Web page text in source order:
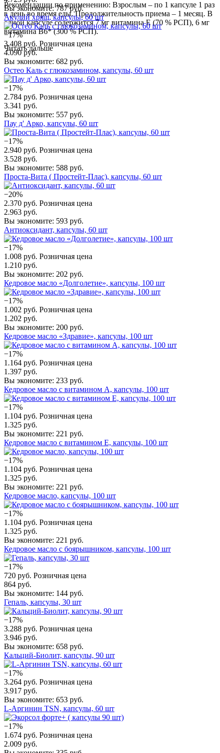
Рекомендации по применению: Взрослым – по 1 капсуле 1 раз
в день во время еды. Продолжительность приема – 1 месяц. В
одной капсуле содержится 7 мг витамина Е (70 % РСП), 6 мг
витамина В6* (300 % РСП).
Читать дальше
Вы экономите: 787 руб.
Акулий хрящ, капсулы, 60 шт
−17%
3.408 руб. Розничная цена
4.090 руб.
Вы экономите: 682 руб.
Остео Каль с глюкозамином, капсулы, 60 шт
−17%
2.784 руб. Розничная цена
3.341 руб.
Вы экономите: 557 руб.
Пау д' Арко, капсулы, 60 шт
−17%
2.940 руб. Розничная цена
3.528 руб.
Вы экономите: 588 руб.
Проста-Вита ( Простейт-Плас), капсулы, 60 шт
−20%
2.370 руб. Розничная цена
2.963 руб.
Вы экономите: 593 руб.
Антиоксидант, капсулы, 60 шт
−17%
1.008 руб. Розничная цена
1.210 руб.
Вы экономите: 202 руб.
Кедровое масло «Долголетие», капсулы, 100 шт
−17%
1.002 руб. Розничная цена
1.202 руб.
Вы экономите: 200 руб.
Кедровое масло «Здравие», капсулы, 100 шт
−17%
1.164 руб. Розничная цена
1.397 руб.
Вы экономите: 233 руб.
Кедровое масло с витамином А, капсулы, 100 шт
−17%
1.104 руб. Розничная цена
1.325 руб.
Вы экономите: 221 руб.
Кедровое масло с витамином Е, капсулы, 100 шт
−17%
1.104 руб. Розничная цена
1.325 руб.
Вы экономите: 221 руб.
Кедровое масло, капсулы, 100 шт
−17%
1.104 руб. Розничная цена
1.325 руб.
Вы экономите: 221 руб.
Кедровое масло с боярышником, капсулы, 100 шт
−17%
720 руб. Розничная цена
864 руб.
Вы экономите: 144 руб.
Гепаль, капсулы, 30 шт
−17%
3.288 руб. Розничная цена
3.946 руб.
Вы экономите: 658 руб.
Кальций-Биолит, капсулы, 90 шт
−17%
3.264 руб. Розничная цена
3.917 руб.
Вы экономите: 653 руб.
L-Аргинин TSN, капсулы, 60 шт
−17%
1.674 руб. Розничная цена
2.009 руб.